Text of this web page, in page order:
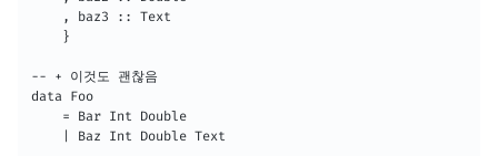
    , baz3 :: Text
    }
-- + 이것도 괜찮음
data Foo
    = Bar Int Double
    | Baz Int Double Text